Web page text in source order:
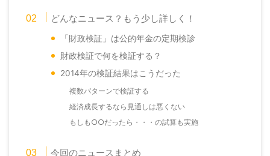
どんなニュース？もう少し詳しく！
「財政検証」は公的年金の定期検診
財政検証で何を検証する？
2014年の検証結果はこうだった
複数パターンで検証する
経済成長するなら見通しは悪くない
もしも○○だったら・・・の試算も実施
今回のニュースまとめ